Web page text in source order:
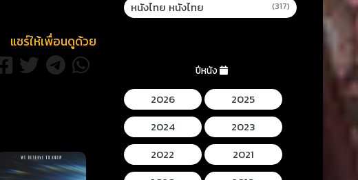
แชร์ให้เพื่อนดูด้วย
หนังไทย หนังไทย (317)
ปีหนัง
2026
2025
2024
2023
2022
2021